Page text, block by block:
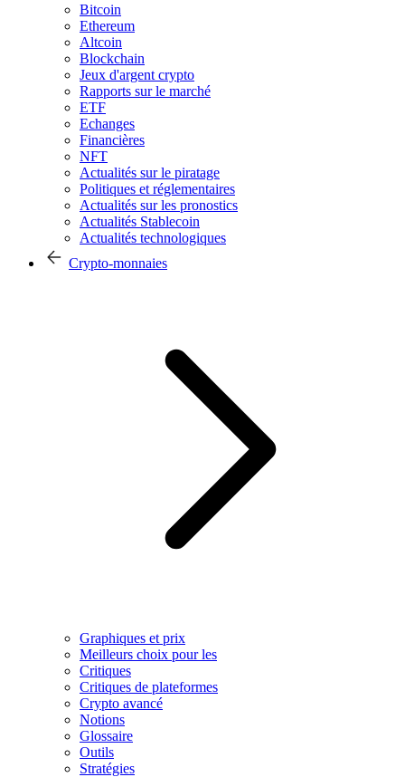
Bitcoin
Ethereum
Altcoin
Blockchain
Jeux d'argent crypto
Rapports sur le marché
ETF
Echanges
Financières
NFT
Actualités sur le piratage
Politiques et réglementaires
Actualités sur les pronostics
Actualités Stablecoin
Actualités technologiques
Crypto-monnaies
Graphiques et prix
Meilleurs choix pour les
Critiques
Critiques de plateformes
Crypto avancé
Notions
Glossaire
Outils
Stratégies